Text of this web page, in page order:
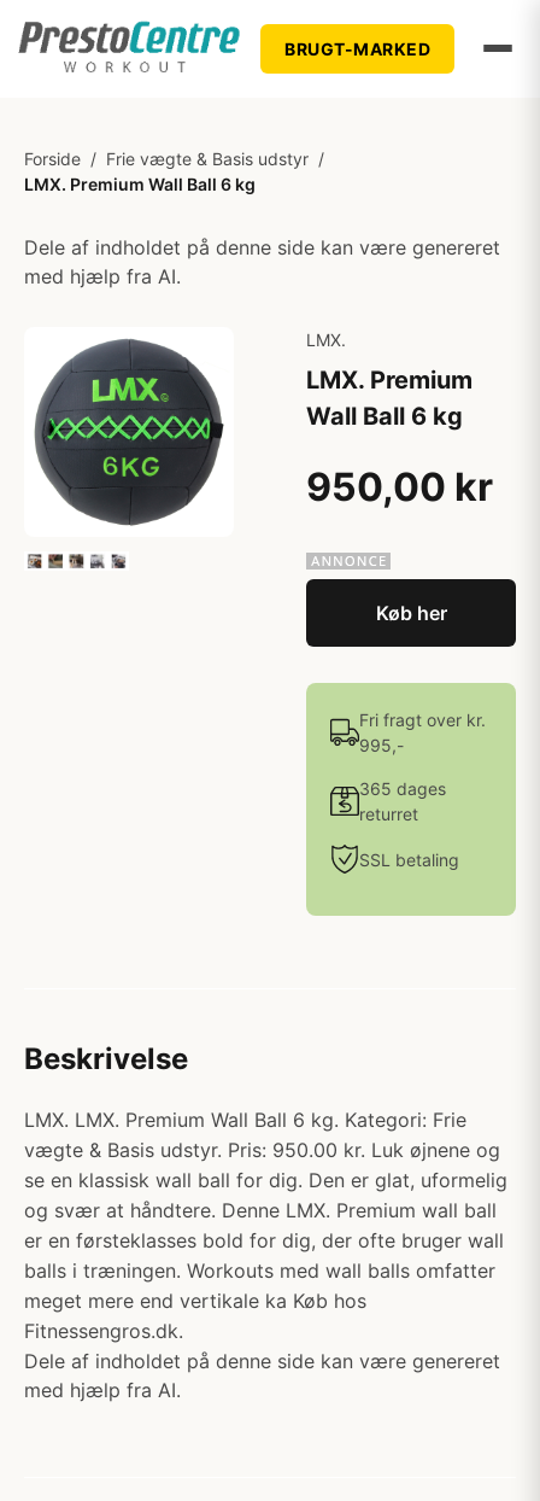
BRUGT-MARKED
Forside / Frie vægte & Basis udstyr /
LMX. Premium Wall Ball 6 kg
Dele af indholdet på denne side kan være genereret
med hjælp fra AI.
LMX.
LMX. Premium
Wall Ball 6 kg
950,00 kr
Køb her
Fri fragt over kr.
995,-
365 dages
returret
SSL betaling
Beskrivelse
LMX. LMX. Premium Wall Ball 6 kg. Kategori: Frie
vægte & Basis udstyr. Pris: 950.00 kr. Luk øjnene og
se en klassisk wall ball for dig. Den er glat, uformelig
og svær at håndtere. Denne LMX. Premium wall ball
er en førsteklasses bold for dig, der ofte bruger wall
balls i træningen. Workouts med wall balls omfatter
meget mere end vertikale ka Køb hos
Fitnessengros.dk.
Dele af indholdet på denne side kan være genereret
med hjælp fra AI.